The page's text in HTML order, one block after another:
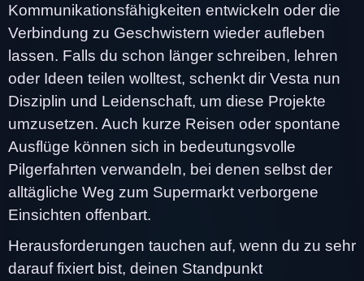
Kommunikationsfähigkeiten entwickeln oder die
Verbindung zu Geschwistern wieder aufleben
lassen. Falls du schon länger schreiben, lehren
oder Ideen teilen wolltest, schenkt dir Vesta nun
Disziplin und Leidenschaft, um diese Projekte
umzusetzen. Auch kurze Reisen oder spontane
Ausflüge können sich in bedeutungsvolle
Pilgerfahrten verwandeln, bei denen selbst der
alltägliche Weg zum Supermarkt verborgene
Einsichten offenbart.
Herausforderungen tauchen auf, wenn du zu sehr
darauf fixiert bist, deinen Standpunkt